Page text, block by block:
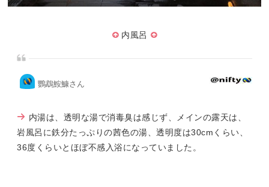
内風呂
鸚鵡鮟鱇さん
内湯は、透明な湯で消毒臭は感じず、メインの露天は、
岩風呂に鉄分たっぷりの茜色の湯、透明度は30cmくらい、
36度くらいとほぼ不感入浴になっていました。